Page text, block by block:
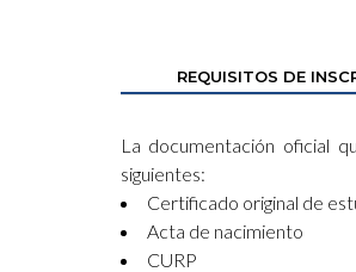
REQUISITOS DE
La documentación oficial
siguientes:
Certificado original de
Acta de nacimiento
CURP